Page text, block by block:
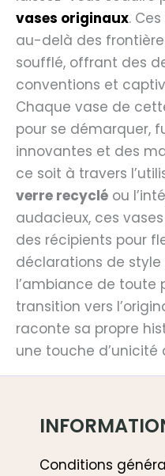
vases originaux.
au-delà des
soufflé, offrant des
conventions et
Chaque vase de
pour se démarquer,
innovantes et des
ce soit à travers
verre recyclé ou
audacieux, ces
des récipients pour
déclarations de
l’ambiance de toute
transition vers
raconte sa propre
une touche d’unicité
Conditions